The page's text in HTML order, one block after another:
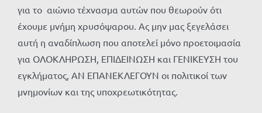
για το αιώνιο τέχνασμα αυτών που θεωρούν ότι
έχουμε μνήμη χρυσόψαρου. Ας μην μας ξεγελάσει
αυτή η αναδίπλωση που αποτελεί μόνο προετοιμασία
για ΟΛΟΚΛΗΡΩΣΗ, ΕΠΙΔΕΙΝΩΣΗ και ΓΕΝΙΚΕΥΣΗ του
εγκλήματος, ΑΝ ΕΠΑΝΕΚΛΕΓΟΥΝ οι πολιτικοί των
μνημονίων και της υποχρεωτικότητας.